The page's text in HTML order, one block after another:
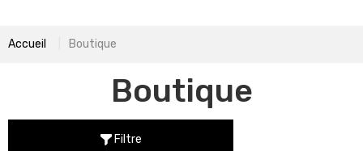
Accueil Boutique
Boutique
Filtre